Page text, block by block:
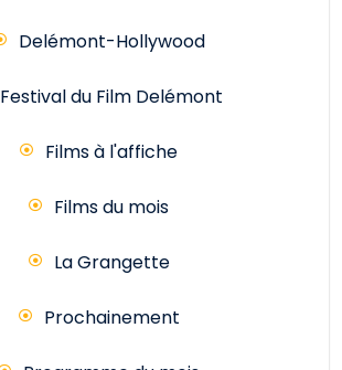
Delémont-Hollywood
Festival du Film Delémont
Films à l'affiche
Films du mois
La Grangette
Prochainement